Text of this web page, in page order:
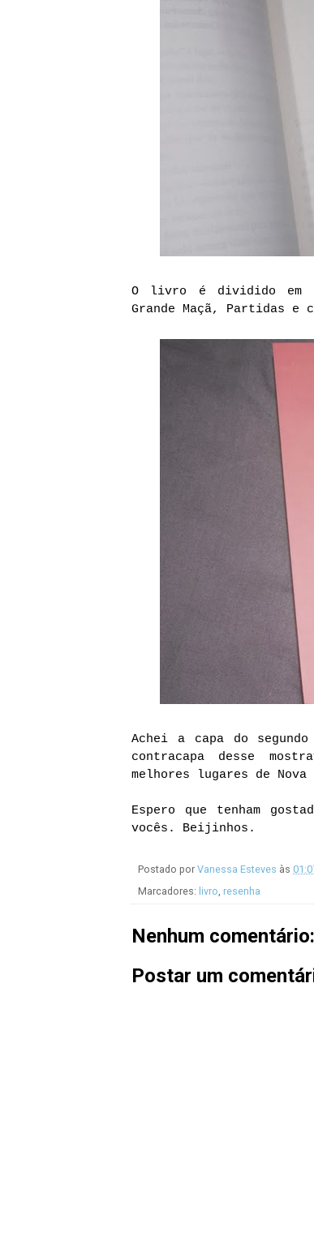
O livro é dividido em
Grande Maçã, Partidas e
Achei a capa do
contracapa desse
melhores lugares de
Espero que tenham
vocês. Beijinhos.
Postado por Vanessa Esteves às
Marcadores: livro, resenha
Nenhum comentário:
Postar um